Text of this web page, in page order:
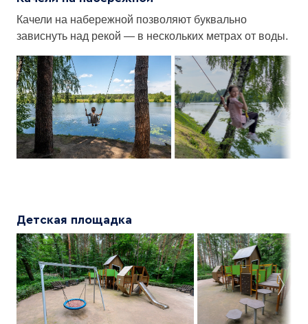
Качели на набережной позволяют буквально
зависнуть над рекой — в нескольких метрах от воды.
Детская площадка